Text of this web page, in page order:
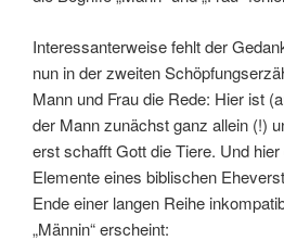
Interessanterweise fehlt der
nun in der zweiten
Mann und Frau die Rede: Hier ist
der Mann zunächst ganz allein (!)
erst schafft Gott die Tiere. Und
Elemente eines biblischen
Ende einer langen Reihe
„Männin“ erscheint: